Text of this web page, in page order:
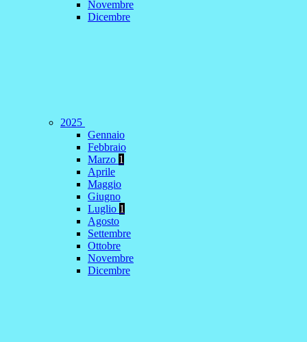
Novembre
Dicembre
2025
Gennaio
Febbraio
Marzo 1
Aprile
Maggio
Giugno
Luglio 1
Agosto
Settembre
Ottobre
Novembre
Dicembre